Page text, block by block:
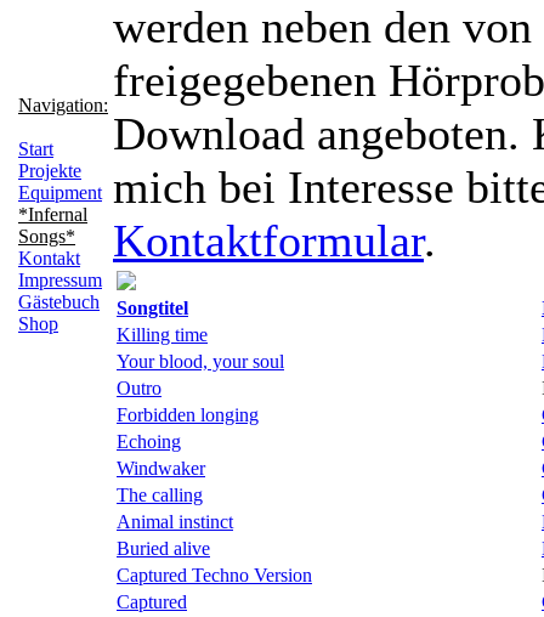
Navigation:
Start
Projekte
Equipment
*Infernal
Songs*
Kontakt
Impressum
Gästebuch
Shop
werden neben den
freigegebenen
Download angeboten.
mich bei Interesse
Kontaktformular.
Songtitel
Killing time
Your blood, your soul
Outro
Forbidden longing
Echoing
Windwaker
The calling
Animal instinct
Buried alive
Captured Techno Version
Captured